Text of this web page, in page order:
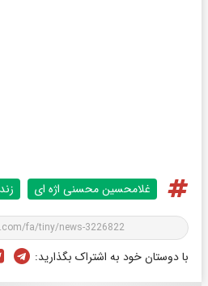
غلامحسین محسنی اژه ای
با دوستان خود به اشتراک بگذارید: